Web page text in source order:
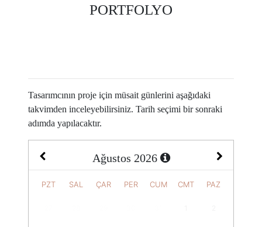
PORTFOLYO
Tasarımcının proje için müsait günlerini aşağıdaki
takvimden inceleyebilirsiniz. Tarih seçimi bir sonraki
adımda yapılacaktır.
Ağustos 2026
PZT SAL ÇAR PER CUM CMT PAZ